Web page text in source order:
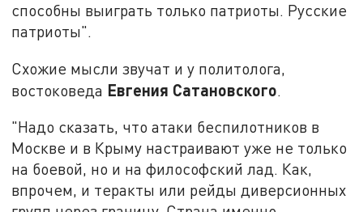
способны выиграть только патриоты. Русские
патриоты".
Схожие мысли звучат и у политолога,
востоковеда Евгения Сатановского.
"Надо сказать, что атаки беспилотников в
Москве и в Крыму настраивают уже не только
на боевой, но и на философский лад. Как,
впрочем, и теракты или рейды диверсионных